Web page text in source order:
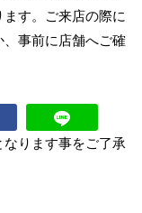
す。ご来店の際に
事前に店舗へご確
ります事をご了承